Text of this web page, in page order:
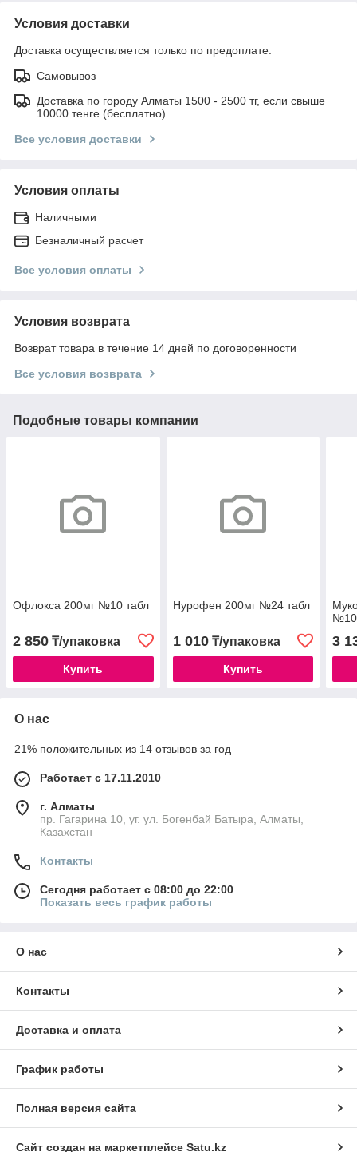
Условия доставки
Доставка осуществляется только по предоплате.
Самовывоз
Доставка по городу Алматы 1500 - 2500 тг, если свыше
10000 тенге (бесплатно)
Все условия доставки
Условия оплаты
Наличными
Безналичный расчет
Все условия оплаты
Условия возврата
Возврат товара в течение 14 дней по договоренности
Все условия возврата
Подобные товары компании
Офлокса 200мг №10 табл
2 850 ₸/упаковка
Купить
Нурофен 200мг №24 табл
1 010₸/упаковка
Купить
№10
3
О нас
21% положительных из 14 отзывов за год
Работает с 17.11.2010
г. Алматы
пр. Гагарина 10, уг. ул. Богенбай Батыра, Алматы,
Казахстан
Контакты
Сегодня работает с 08:00 до 22:00
Показать весь график работы
О нас
Контакты
Доставка и оплата
График работы
Полная версия сайта
Сайт создан на маркетплейсе Satu.kz